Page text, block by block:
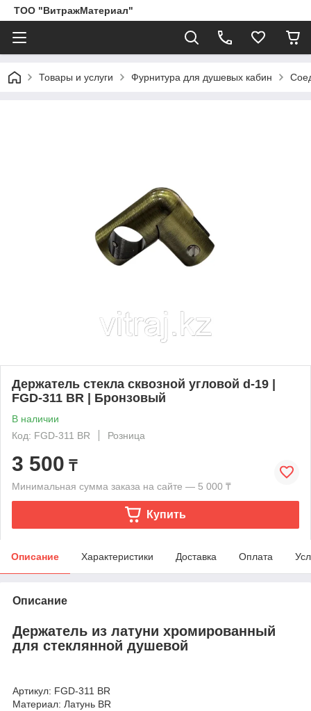
ТОО "ВитражМатериал"
Товары и услуги Фурнитура для душевых кабин
Держатель стекла сквозной угловой d-19 |
FGD-311 BR | Бронзовый
В наличии
Код: FGD-311 BR
Розница
3 500 ₸
Минимальная сумма заказа на сайте — 5 000 ₸
Купить
Описание Характеристики Доставка Оплата
Описание
Держатель из латуни хромированный
для стеклянной душевой
Артикул: FGD-311 BR
Материал: Латунь BR